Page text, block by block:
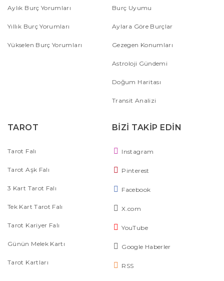
Aylık Burç Yorumları
Yıllık Burç Yorumları
Yükselen Burç Yorumları
Burç Uyumu
Aylara Göre Burçlar
Gezegen Konumları
Astroloji Gündemi
Doğum Haritası
Transit Analizi
TAROT
Tarot Falı
Tarot Aşk Falı
3 Kart Tarot Falı
Tek Kart Tarot Falı
Tarot Kariyer Falı
Günün Melek Kartı
Tarot Kartları
BİZİ TAKİP EDİN
Instagram
Pinterest
Facebook
X.com
YouTube
Google Haberler
RSS